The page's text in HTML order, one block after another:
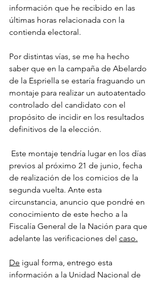
información que he recibido en las
últimas horas relacionada con la
contienda electoral.
Por distintas vías, se me ha hecho
saber que en la campaña de Abelardo
de la Espriella se estaría fraguando un
montaje para realizar un autoatentado
controlado del candidato con el
propósito de incidir en los resultados
definitivos de la elección.
previos al próximo 21 de junio, fecha
de realización de los comicios de la
segunda vuelta. Ante esta
circunstancia, anuncio que pondré en
conocimiento de este hecho a la
Fiscalía General de la Nación para que
adelante las verificaciones del caso.
De igual forma, entrego esta
información a la Unidad Nacional de